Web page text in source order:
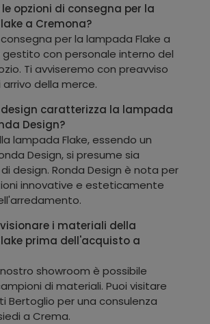
opzioni di consegna per la
a Cremona?
per la lampada Flake a
gestito con personale interno del
Ti avviseremo con preavviso
arrivo della merce.
design caratterizza la lampada
Design?
lampada Flake, essendo un
Design, si presume sia
design. Ronda Design è nota per
innovative e esteticamente
visionare i materiali della
prima dell'acquisto a
showroom è possibile
di materiali. Puoi visitare
Bertoglio per una consulenza
a Crema.